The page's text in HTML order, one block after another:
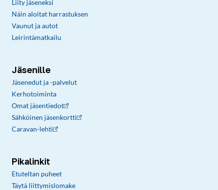
Liity jäseneksi
Näin aloitat harrastuksen
Vaunut ja autot
Leirintämatkailu
Jäsenille
Jäsenedut ja -palvelut
Kerhotoiminta
Omat jäsentiedot
Sähköinen jäsenkortti
Caravan-lehti
Pikalinkit
Etuteltan puheet
Täytä liittymislomake